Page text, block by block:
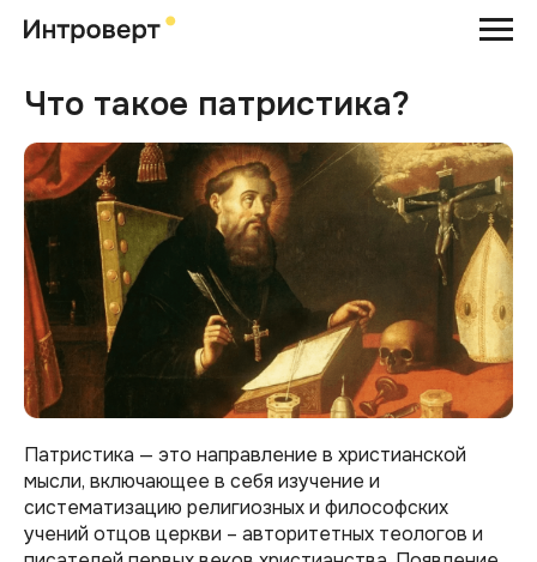
Что такое патристика?
Патристика — это направление в христианской
мысли, включающее в себя изучение и
систематизацию религиозных и философских
учений отцов церкви – авторитетных теологов и